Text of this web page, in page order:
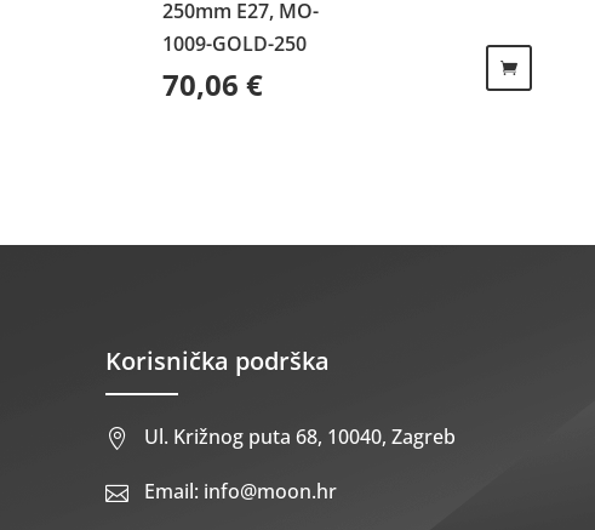
250mm E27, MO-
1009-GOLD-250
70,06€
Korisnička podrška
 Ul. Križnog puta 68, 10040, Zagreb
 Email: info@moon.hr